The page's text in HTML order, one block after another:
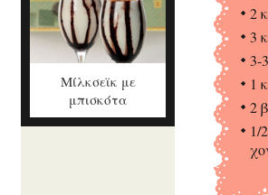
Μίλκσεϊκ με
μπισκότα
2
3
3-
1
2
1/